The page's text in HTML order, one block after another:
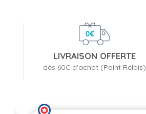
LIVRAISON OFFERTE
dès 60€ d'achat (Point Relais)